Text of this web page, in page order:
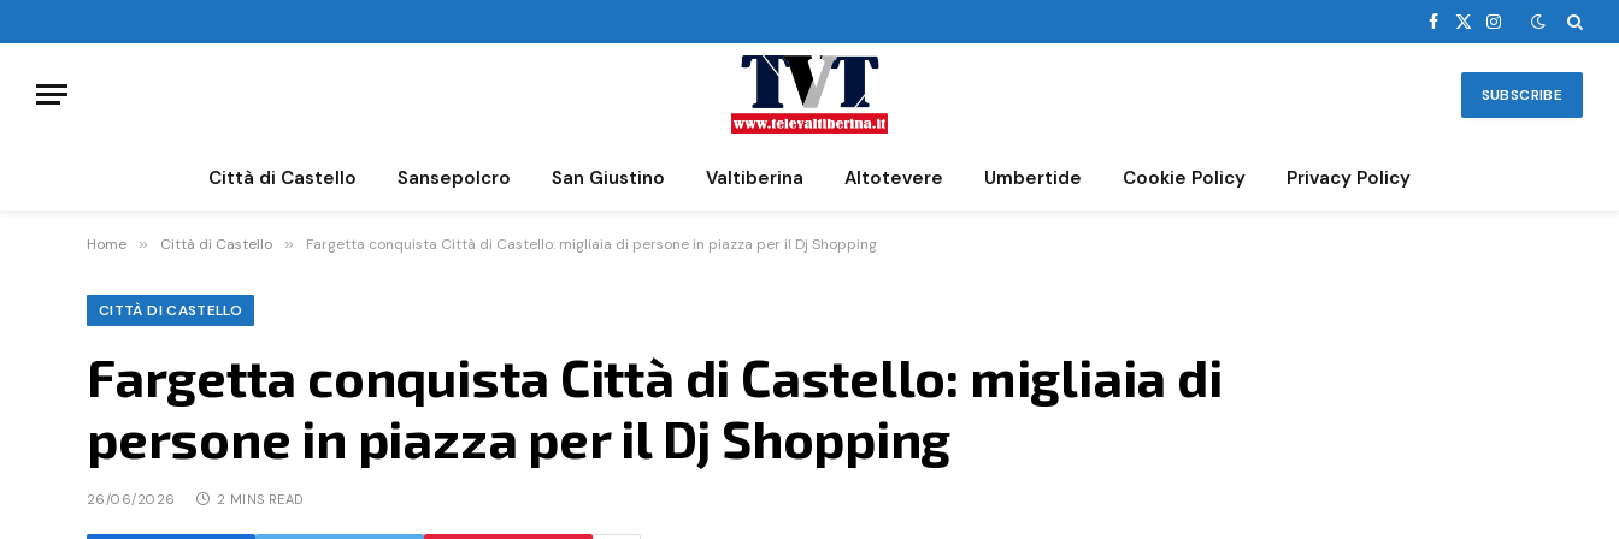
Facebook
X
Instagram
SUBSCRIBE
Città di Castello Sansepolcro San Giustino Valtiberina Altotevere Umbertide Cookie Policy Privacy Policy
Home » Città di Castello » Fargetta conquista Città di Castello: migliaia di persone in piazza per il Dj Shopping
CITTÀ DI CASTELLO
Fargetta conquista Città di Castello: migliaia di
persone in piazza per il Dj Shopping
26/06/2026 2 MINS READ